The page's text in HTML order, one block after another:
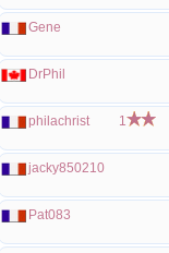
Gene
DrPhil
philachrist 1
jacky850210
Pat083